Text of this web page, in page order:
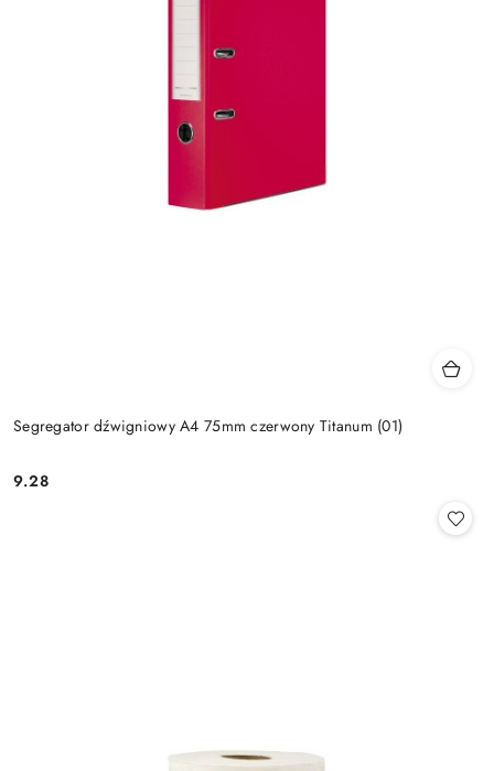
Segregator dźwigniowy A4 75mm czerwony Titanum (01)
Cena:
9.28